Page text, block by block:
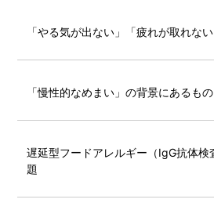
「やる気が出ない」「疲れが取れな
「慢性的なめまい」の背景にあるも
遅延型フードアレルギー（IgG抗体検
題